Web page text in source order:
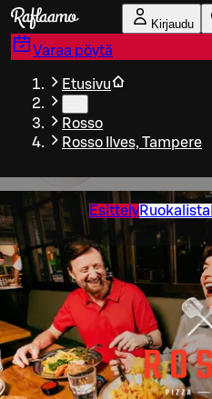
Siirry pääsisältöön
Kirjaudu
Varaa pöytä
Etusivu
Rosso
Rosso Ilves, Tampere
EsittelyRuokalista